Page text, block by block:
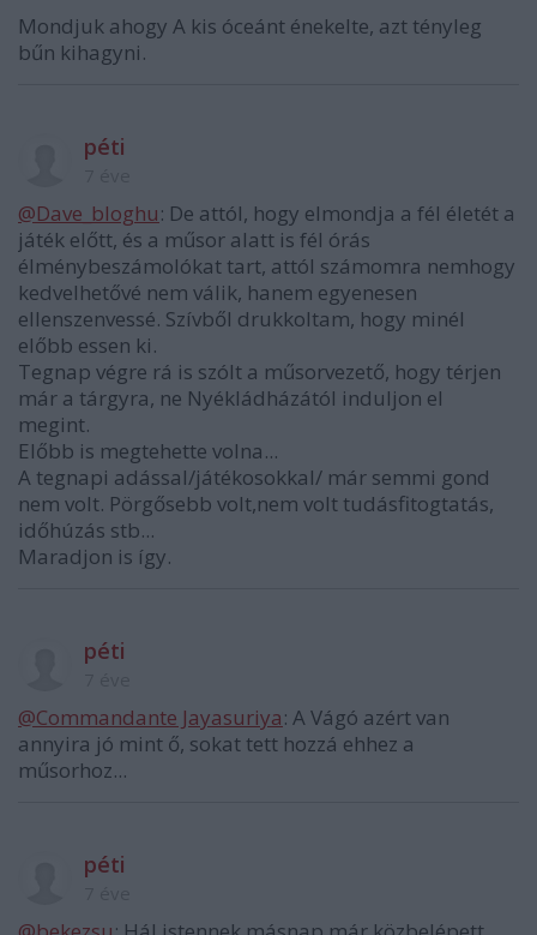
Mondjuk ahogy A kis óceánt énekelte, azt tényleg
bűn kihagyni.
péti
@Dave_bloghu: De attól, hogy elmondja a fél életét a
játék előtt, és a műsor alatt is fél órás
élménybeszámolókat tart, attól számomra nemhogy
kedvelhetővé nem válik, hanem egyenesen
ellenszenvessé. Szívből drukkoltam, hogy minél
előbb essen ki.
Tegnap végre rá is szólt a műsorvezető, hogy térjen
már a tárgyra, ne Nyékládházától induljon el
megint.
Előbb is megtehette volna...
A tegnapi adással/játékosokkal/ már semmi gond
nem volt. Pörgősebb volt,nem volt tudásfitogtatás,
időhúzás stb...
Maradjon is így.
péti
@Commandante Jayasuriya: A Vágó azért van
annyira jó mint ő, sokat tett hozzá ehhez a
műsorhoz...
péti